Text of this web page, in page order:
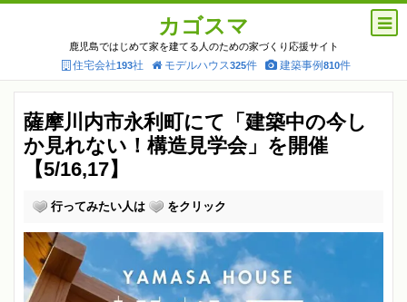
カゴスマ
鹿児島ではじめて家を建てる人のための家づくり応援サイト
住宅会社193社 モデルハウス325件 建築事例810件
薩摩川内市永利町にて「建築中の今し
か見れない！構造見学会」を開催
【5/16,17】
行ってみたい人は をクリック